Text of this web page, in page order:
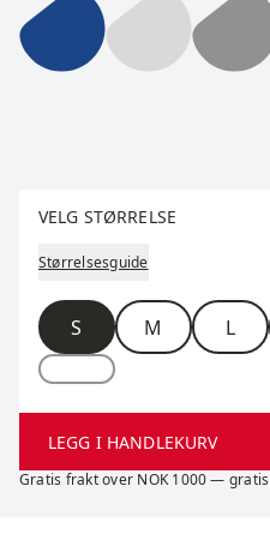
RaceX Merino Pants
RaceX
VELG STØRRELSE
Størrelsesguide
Størrelse
S M L
LEGG I HANDLEKURV
Gratis frakt over NOK 1000 —